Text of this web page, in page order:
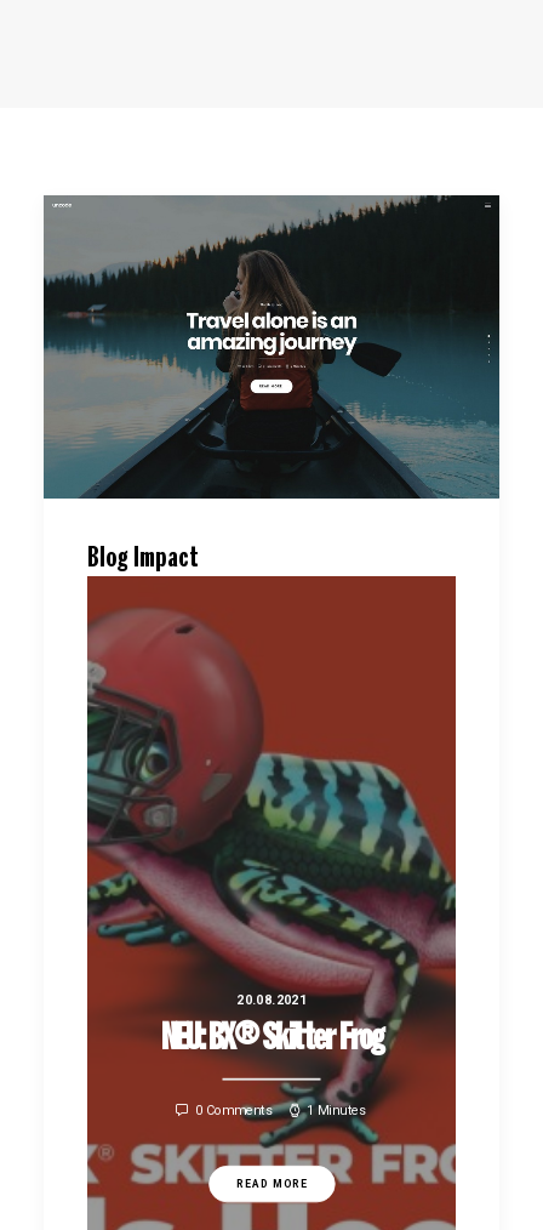
Blog Impact
20.08.2021
NEU: BX® Skitter Frog
0 Comments 1 Minutes
READ MORE